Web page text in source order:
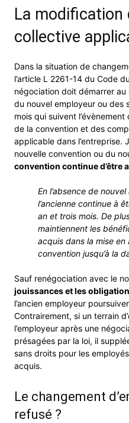
La modification
collective
Dans la situation de
l’article L 2261-14 du Code
négociation doit démarrer au
du nouvel employeur ou des
mois qui suivent
de la convention et des
applicable dans l’entreprise.
nouvelle convention ou du
convention continue d’être
En l’absence de
l’ancienne continue à
an et trois mois. De
maintiennent les
acquis dans la mise en
convention jusqu’à la
Sauf renégociation avec le
jouissances et les
l’ancien employeur
Contrairement, si un terrain
l’employeur après une
présagées par la loi, il
sans droits pour les
acquis.
Le changement
refusé ?